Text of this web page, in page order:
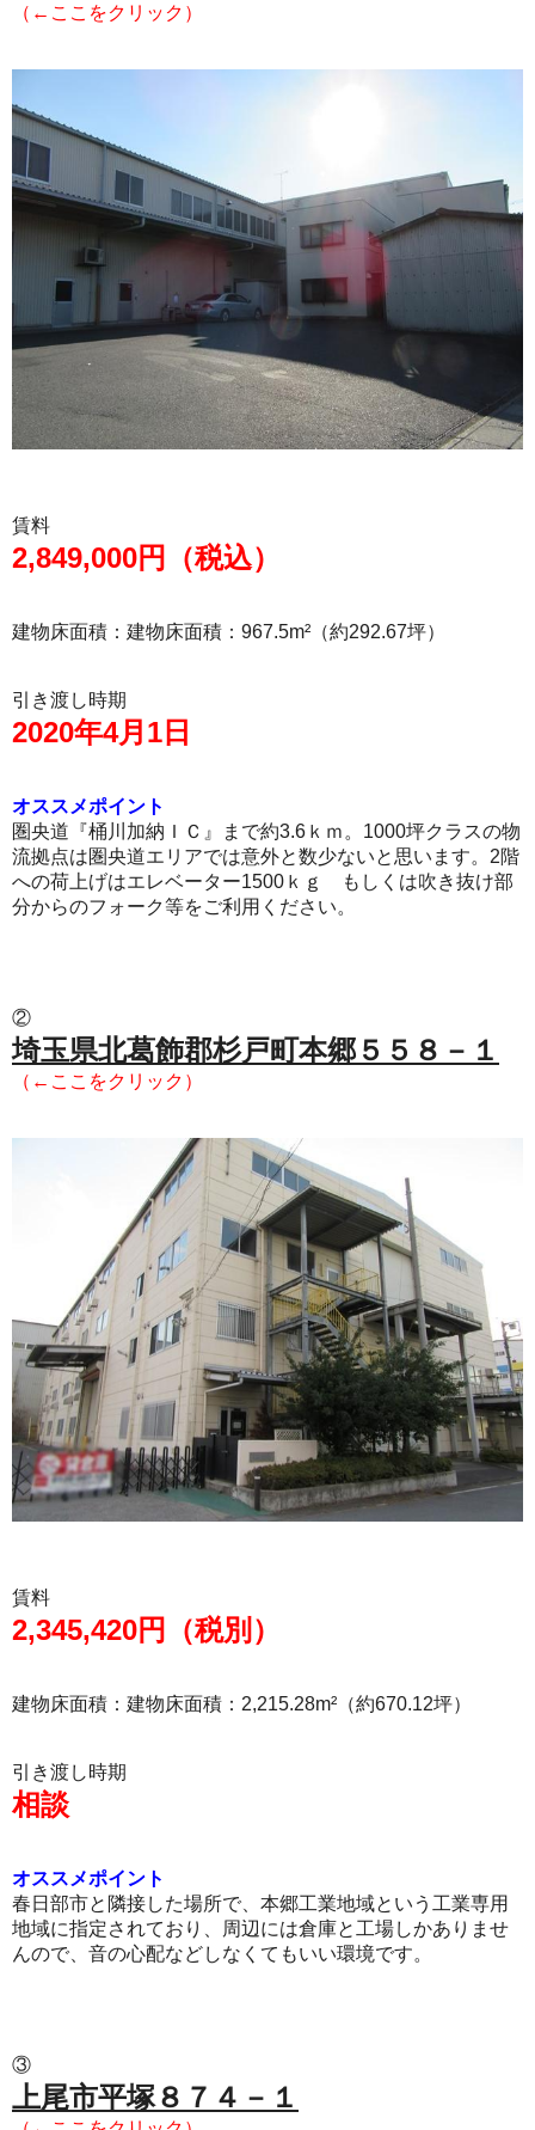
（←ここをクリック）
賃料
2,849,000円（税込）
建物床面積：建物床面積：967.5m²（約292.67坪）
引き渡し時期
2020年4月1日
オススメポイント
圏央道『桶川加納ＩＣ』まで約3.6ｋｍ。1000坪クラスの物
流拠点は圏央道エリアでは意外と数少ないと思います。2階
への荷上げはエレベーター1500ｋｇ もしくは吹き抜け部
分からのフォーク等をご利用ください。
②
埼玉県北葛飾郡杉戸町本郷５５８－１
（←ここをクリック）
賃料
2,345,420円（税別）
建物床面積：建物床面積：2,215.28m²（約670.12坪）
引き渡し時期
相談
オススメポイント
春日部市と隣接した場所で、本郷工業地域という工業専用
地域に指定されており、周辺には倉庫と工場しかありませ
んので、音の心配などしなくてもいい環境です。
③
上尾市平塚８７４－１